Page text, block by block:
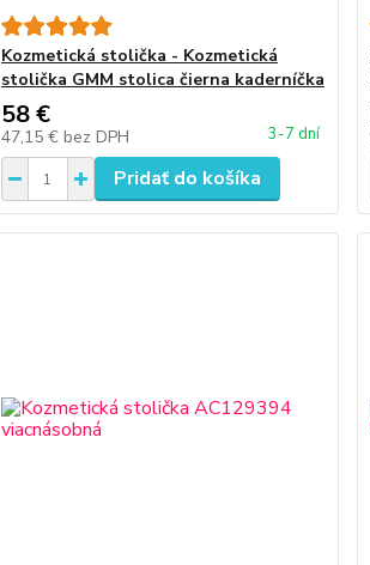
Kozmetická stolička - Kozmetická
stolička GMM stolica čierna kaderníčka
58 €
47,15 € bez DPH 3-7 dní
Pridať do košíka